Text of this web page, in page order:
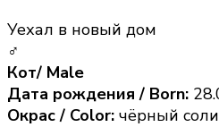
Уехал в новый дом
♂
Кот/ Male
Дата рождения / Born:
Окрас / Color: чёрный